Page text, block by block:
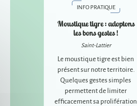
INFO PRATIQUE
Moustique tigre : adoptons
les bons gestes !
Saint-Lattier
Le moustique tigre est bien
présent sur notre territoire.
Quelques gestes simples
permettent de limiter
efficacement sa prolifération